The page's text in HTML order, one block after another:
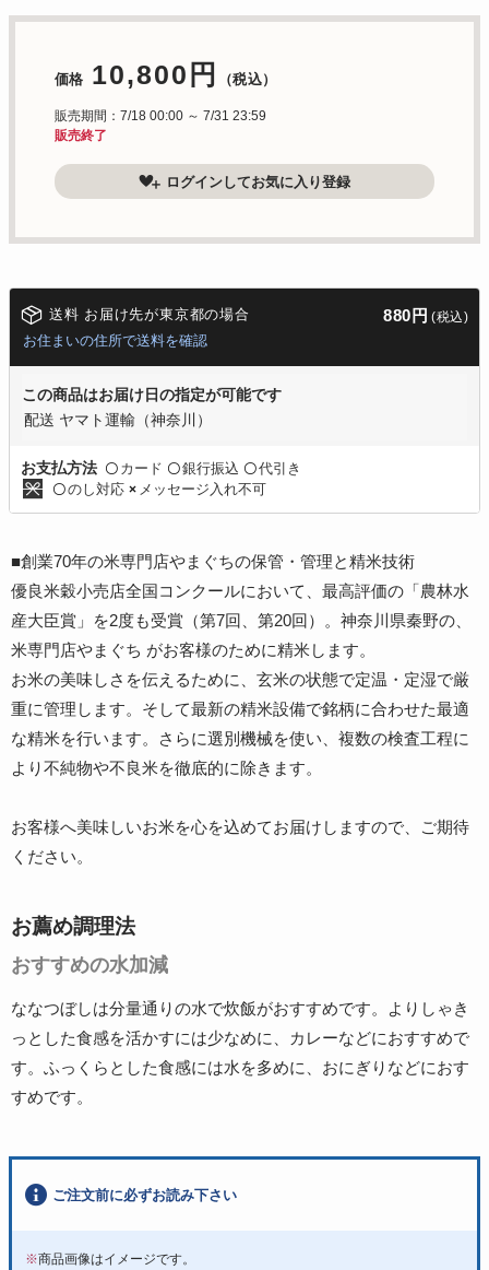
価格 10,800円 （税込）
販売期間：7/18 00:00 ～ 7/31 23:59
販売終了
ログインしてお気に入り登録
送料 お届け先が東京都の場合 880円 (税込)
お住まいの住所で送料を確認
この商品はお届け日の指定が可能です
配送 ヤマト運輸（神奈川）
お支払方法 〇 カード 〇銀行振込 〇代引き
〇のし対応 × メッセージ入れ不可
■創業70年の米専門店やまぐちの保管・管理と精米技術
優良米穀小売店全国コンクールにおいて、最高評価の「農林水
産大臣賞」を2度も受賞（第7回、第20回）。神奈川県秦野の、
米専門店やまぐち がお客様のために精米します。
お米の美味しさを伝えるために、玄米の状態で定温・定湿で厳
重に管理します。そして最新の精米設備で銘柄に合わせた最適
な精米を行います。さらに選別機械を使い、複数の検査工程に
より不純物や不良米を徹底的に除きます。
お客様へ美味しいお米を心を込めてお届けしますので、ご期待
ください。
お薦め調理法
おすすめの水加減
ななつぼしは分量通りの水で炊飯がおすすめです。よりしゃき
っとした食感を活かすには少なめに、カレーなどにおすすめで
す。ふっくらとした食感には水を多めに、おにぎりなどにおす
すめです。
ご注文前に必ずお読み下さい
※商品画像はイメージです。